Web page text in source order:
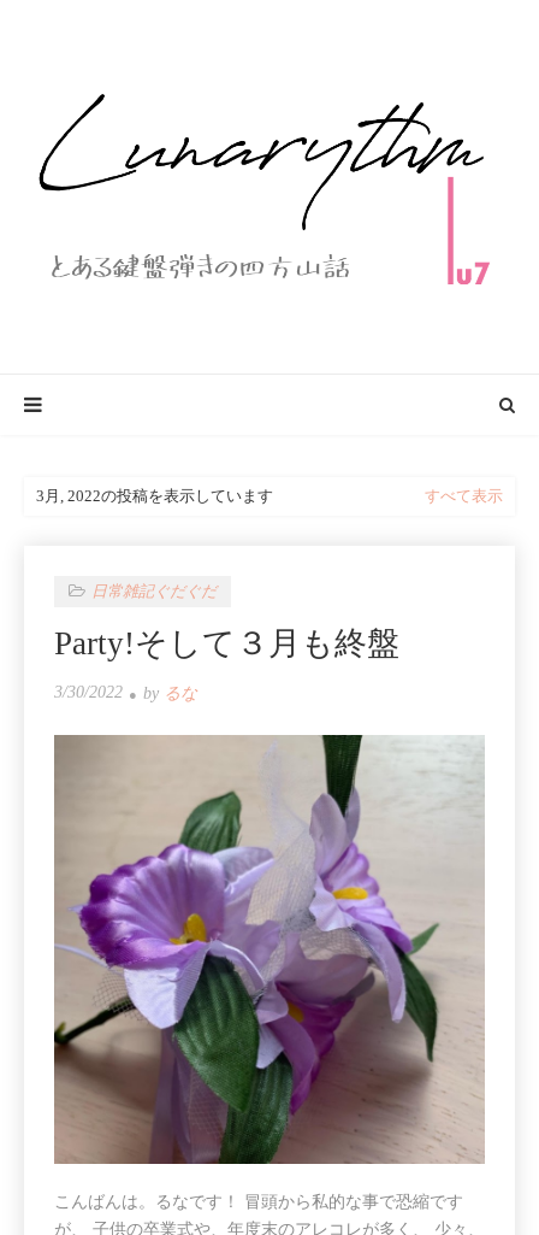
3月, 2022の投稿を表示しています すべて表示
日常雑記ぐだぐだ
Party!そして３月も終盤
3/30/2022 by るな
こんばんは。るなです！ 冒頭から私的な事で恐縮です
が、 子供の卒業式や、年度末のアレコレが多く、 少々、